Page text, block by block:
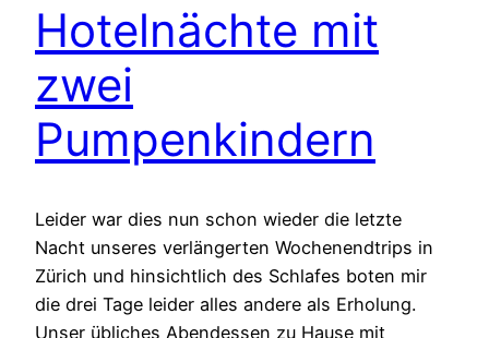
Hotelnächte mit
zwei
Pumpenkindern
Leider war dies nun schon wieder die letzte
Nacht unseres verlängerten Wochenendtrips in
Zürich und hinsichtlich des Schlafes boten mir
die drei Tage leider alles andere als Erholung.
Unser übliches Abendessen zu Hause mit